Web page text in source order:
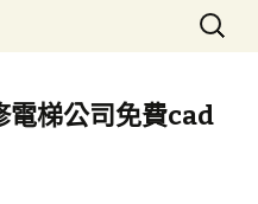
搜
尋
鍵
字:
電梯公司免費cad